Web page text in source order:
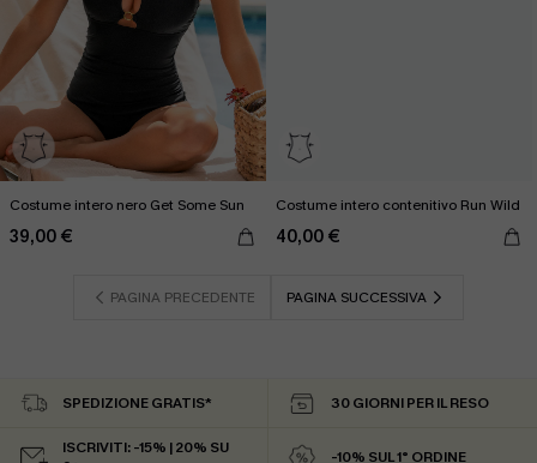
Costume intero nero Get Some Sun
39,00 €
Costume intero contenitivo Run Wild
40,00 €
PAGINA PRECEDENTE PAGINA SUCCESSIVA
SPEDIZIONE GRATIS* 30 GIORNI PER IL RESO
ISCRIVITI: -15% | 20% SU
-10% SUL 1° ORDINE